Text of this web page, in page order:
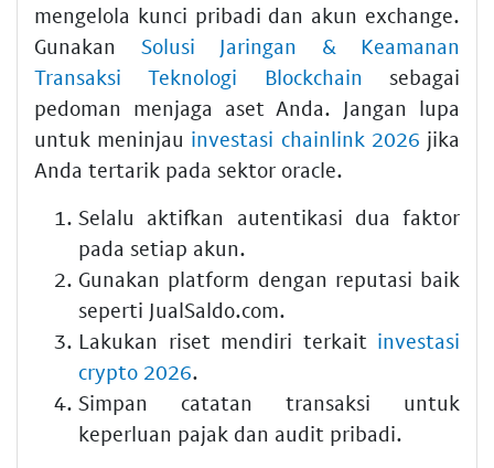
mengelola kunci pribadi dan akun exchange.
Gunakan Solusi Jaringan & Keamanan
Transaksi Teknologi Blockchain sebagai
pedoman menjaga aset Anda. Jangan lupa
untuk meninjau investasi chainlink 2026 jika
Anda tertarik pada sektor oracle.
Selalu aktifkan autentikasi dua faktor
pada setiap akun.
Gunakan platform dengan reputasi baik
seperti JualSaldo.com.
Lakukan riset mendiri terkait investasi
crypto 2026.
Simpan catatan transaksi untuk
keperluan pajak dan audit pribadi.